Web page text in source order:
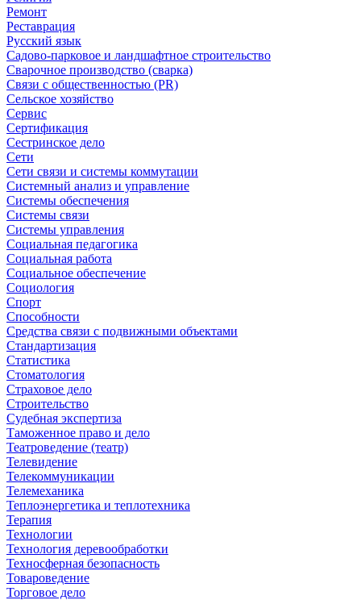
Ремонт
Реставрация
Русский язык
Садово-парковое и ландшафтное строительство
Сварочное производство (сварка)
Связи с общественностью (PR)
Сельское хозяйство
Сервис
Сертификация
Сестринское дело
Сети
Сети связи и системы коммутации
Системный анализ и управление
Системы обеспечения
Системы связи
Системы управления
Социальная педагогика
Социальная работа
Социальное обеспечение
Социология
Спорт
Способности
Средства связи с подвижными объектами
Стандартизация
Статистика
Стоматология
Страховое дело
Строительство
Судебная экспертиза
Таможенное право и дело
Театроведение (театр)
Телевидение
Телекоммуникации
Телемеханика
Теплоэнергетика и теплотехника
Терапия
Технологии
Технология деревообработки
Техносферная безопасность
Товароведение
Торговое дело